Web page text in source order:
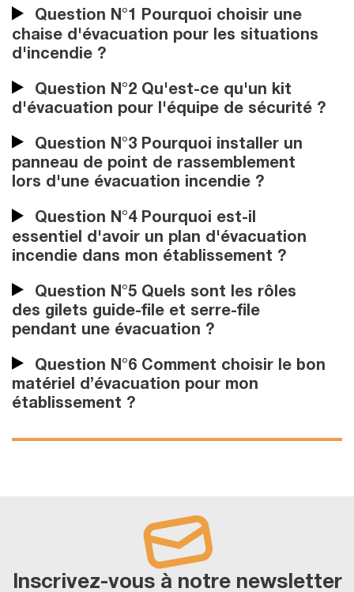
Question N°1 Pourquoi choisir une
chaise d'évacuation pour les situations
d'incendie ?
Question N°2 Qu'est-ce qu'un kit
d'évacuation pour l'équipe de sécurité ?
Question N°3 Pourquoi installer un
panneau de point de rassemblement
lors d'une évacuation incendie ?
Question N°4 Pourquoi est-il
essentiel d'avoir un plan d'évacuation
incendie dans mon établissement ?
Question N°5 Quels sont les rôles
des gilets guide-file et serre-file
pendant une évacuation ?
Question N°6 Comment choisir le bon
matériel d’évacuation pour mon
établissement ?
Inscrivez-vous à notre newsletter